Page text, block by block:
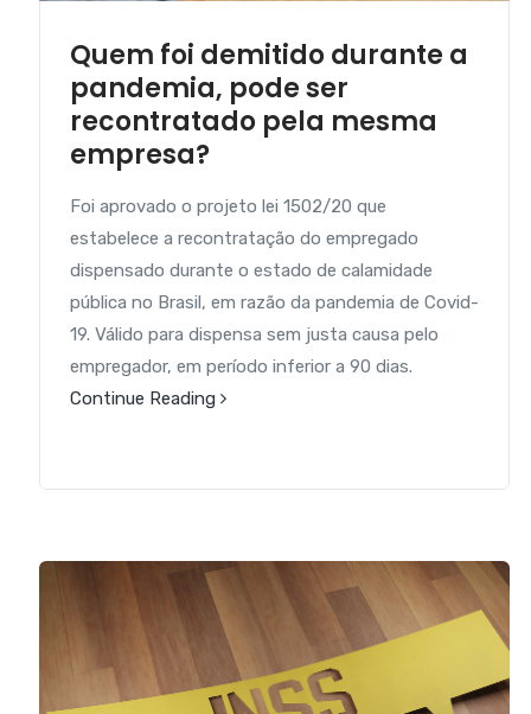
Quem foi demitido durante a
pandemia, pode ser
recontratado pela mesma
empresa?
Foi aprovado o projeto lei 1502/20 que
estabelece a recontratação do empregado
dispensado durante o estado de calamidade
pública no Brasil, em razão da pandemia de Covid-
19. Válido para dispensa sem justa causa pelo
empregador, em período inferior a 90 dias.
Continue Reading